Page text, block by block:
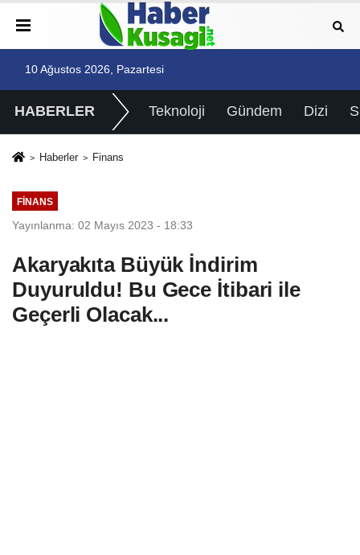
10 Ağustos 2026, Pazartesi
HABERLER Teknoloji Gündem Dizi
Haberler Finans
FINANS
Yayınlanma: 02 Mayıs 2023 - 18:33
Akaryakıta Büyük İndirim
Duyuruldu! Bu Gece İtibari ile
Geçerli Olacak...